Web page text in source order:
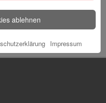
ablehnen
Impressum